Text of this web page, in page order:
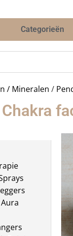
Categorieën
/ Mineralen /